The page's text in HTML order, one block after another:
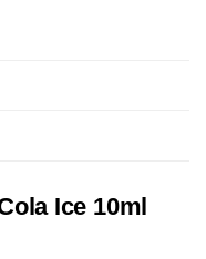
Ice 10ml